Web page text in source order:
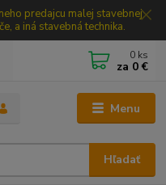
predajcu malej stavebnej
a iná stavebná technika.
Menu
Hľadať
0 ks
za 0 €